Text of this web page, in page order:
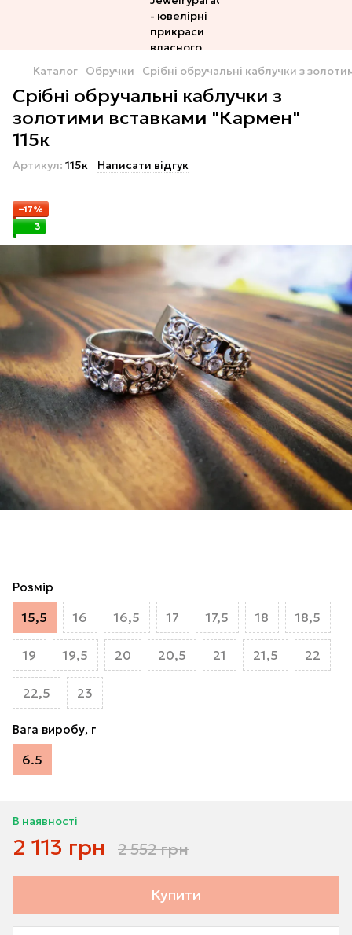
Каталог Обручки Срібні обручальні каблучки з
Срібні обручальні каблучки з
золотими вставками "Кармен"
115к
Артикул: 115к Написати відгук
−17%
3
Розмір
15,5 16 16,5 17 17,5 18 18,5
19 19,5 20 20,5 21 21,5 22
22,5 23
Вага виробу, г
6.5
В наявності
2 113 грн 2 552 грн
Купити